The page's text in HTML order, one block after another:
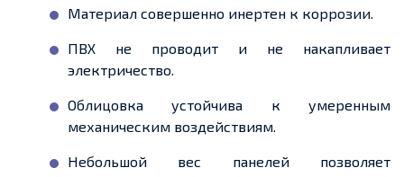
Материал совершенно инертен к коррозии.
ПВХ не проводит и не накапливает
электричество.
Облицовка устойчива к умеренным
механическим воздействиям.
Небольшой вес панелей позволяет